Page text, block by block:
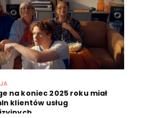
na koniec 2025 roku miał
klientów usług